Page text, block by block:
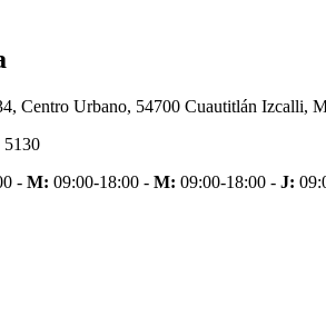
Centro Urbano, 54700 Cuautitlán Izcalli,
5130
- M: 09:00-18:00 - M: 09:00-18:00 - J: